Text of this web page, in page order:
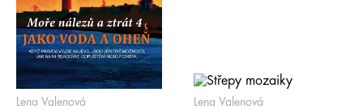
Lena Valenová Lena Valenová